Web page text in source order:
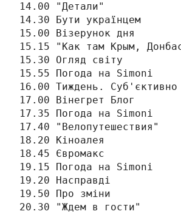
14.00 "Детали"
14.30 Бути українцем
15.00 Візерунок дня
15.15 "Как там Крым,
15.30 Огляд світу
15.55 Погода на Simonі
16.00 Тиждень. Суб'єктивно
17.00 Вінегрет Блог
17.35 Погода на Simonі
17.40 "Велопутешествия"
18.20 Кіноалея
18.45 Євромакс
19.15 Погода на Simonі
19.20 Насправді
19.50 Про зміни
20.30 "Ждем в гости"